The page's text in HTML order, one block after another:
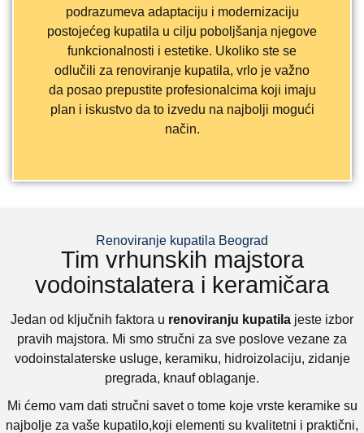
podrazumeva adaptaciju i modernizaciju
postojećeg kupatila u cilju poboljšanja njegove
funkcionalnosti i estetike. Ukoliko ste se
odlučili za renoviranje kupatila, vrlo je važno
da posao prepustite profesionalcima koji imaju
plan i iskustvo da to izvedu na najbolji mogući
način.
Renoviranje kupatila Beograd
Tim vrhunskih majstora
vodoinstalatera i keramičara
Jedan od ključnih faktora u renoviranju kupatila jeste izbor
pravih majstora. Mi smo stručni za sve poslove vezane za
vodoinstalaterske usluge, keramiku, hidroizolaciju, zidanje
pregrada, knauf oblaganje.
Mi ćemo vam dati stručni savet o tome koje vrste keramike su
najbolje za vaše kupatilo,koji elementi su kvalitetni i praktični,